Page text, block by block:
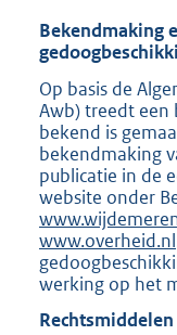
Bekendmaking
Op basis de
Awb) treedt
bekend is
bekendmaking
publicatie in de
website onder
www.overheid.nl
werking op het
Rechtsmiddelen